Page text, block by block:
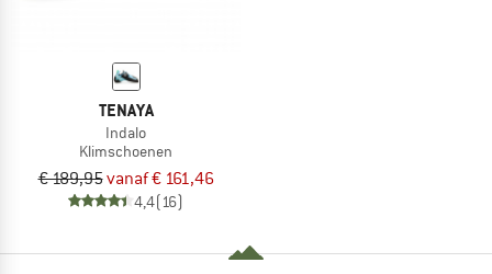
TENAYA
Indalo
Klimschoenen
€ 189,95vanaf € 161,46
4,4(16)